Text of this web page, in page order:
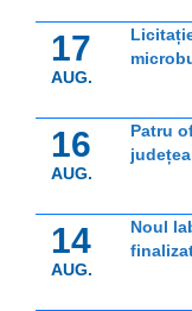
17
AUG.
16
AUG.
Patru
14
AUG.
Noul